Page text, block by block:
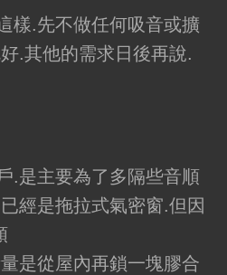
樣.先不做任何吸音或擴
.其他的需求日後再說.
.是主要為了多隔些音順
經是拖拉式氣密窗.但因
是從屋內再鎖一塊膠合